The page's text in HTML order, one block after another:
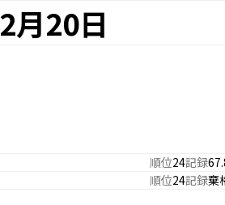
2月20日
順位24記録
順位24記録棄